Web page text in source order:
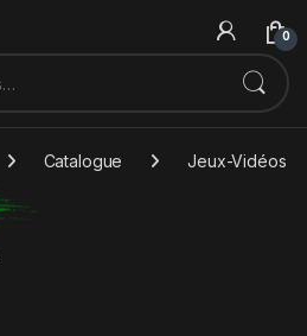
0
Catalogue Jeux-Vidéos